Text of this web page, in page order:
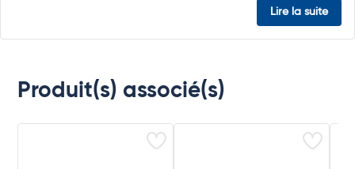
Lire la suite
Produit(s) associé(s)